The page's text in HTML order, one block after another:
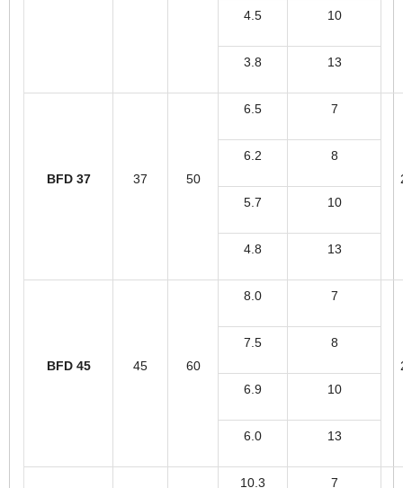
4.5 10
3.8 13
BFD 37 37 50
6.5 7
6.2 8
5.7 10
4.8 13
BFD 45 45 60
8.0 7
7.5 8
6.9 10
6.0 13
10.3 7